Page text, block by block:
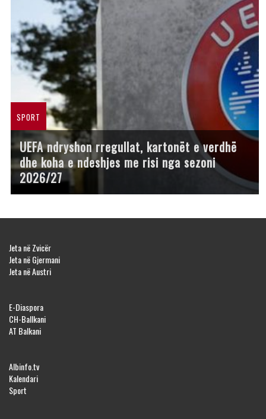
SPORT
UEFA ndryshon rregullat, kartonët e verdhë
dhe koha e ndeshjes me risi nga sezoni
2026/27
Jeta në Zvicër
Jeta në Gjermani
Jeta në Austri
E-Diaspora
CH-Ballkani
AT Balkani
Albinfo.tv
Kalendari
Sport